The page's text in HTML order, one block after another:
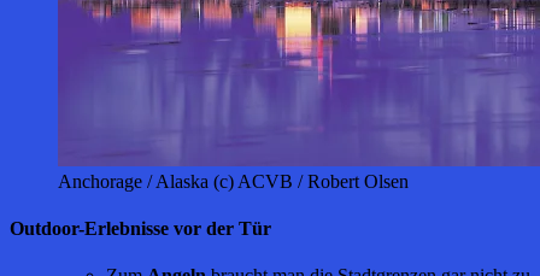
Anchorage / Alaska (c) ACVB / Robert Olsen
Outdoor-Erlebnisse vor der Tür